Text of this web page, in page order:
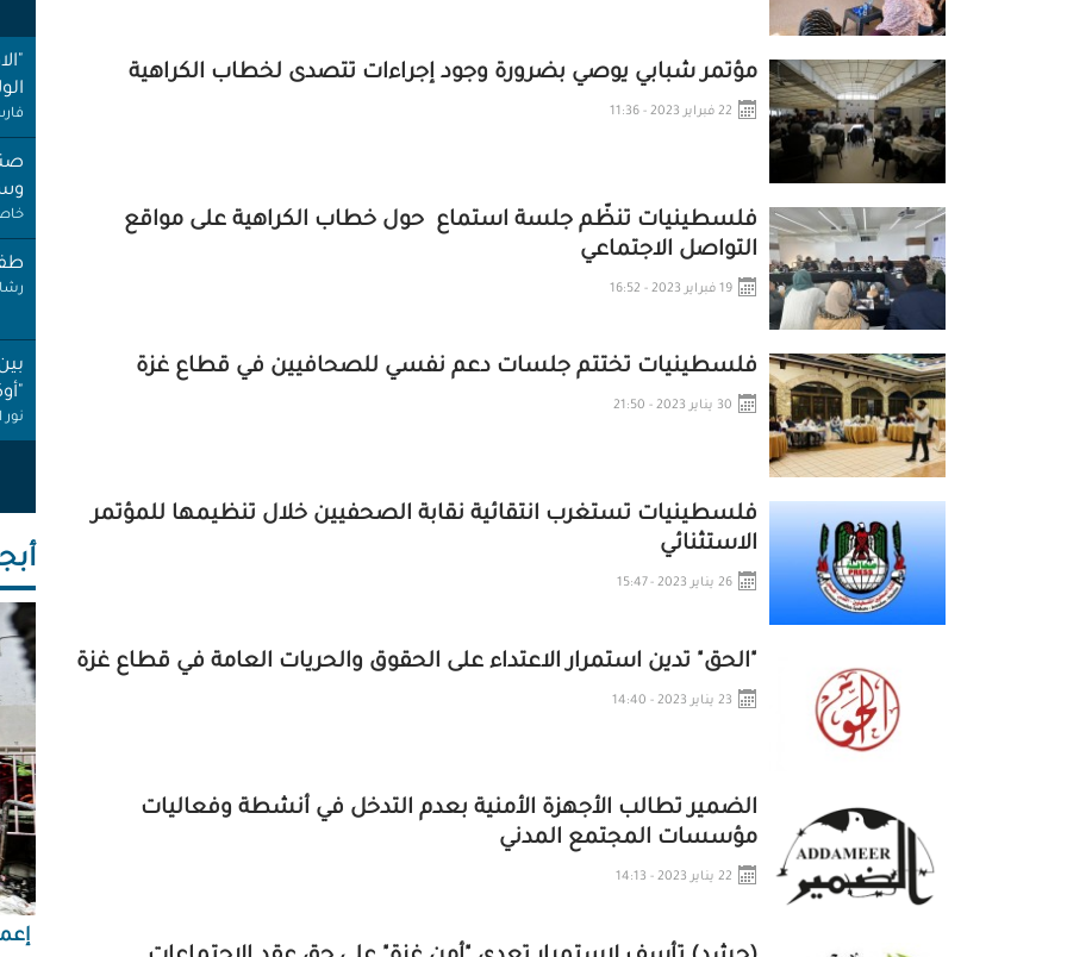
مؤتمر شبابي يوصي بضرورة وجود إجراءات تتصدى لخطاب الكراهية
22 فبراير 2023 - 11:36
فلسطينيات تنظّم جلسة استماع حول خطاب الكراهية على مواقع
التواصل الاجتماعي
19 فبراير 2023 - 16:52
فلسطينيات تختتم جلسات دعم نفسي للصحافيين في قطاع غزة
30 يناير 2023 - 21:50
فلسطينيات تستغرب انتقائية نقابة الصحفيين خلال تنظيمها للمؤتمر
الاستثنائي
26 يناير 2023 - 15:47
"الحق" تدين استمرار الاعتداء على الحقوق والحريات العامة في قطاع غزة
23 يناير 2023 - 14:40
الضمير تطالب الأجهزة الأمنية بعدم التدخل في أنشطة وفعاليات
مؤسسات المجتمع المدني
22 يناير 2023 - 14:13